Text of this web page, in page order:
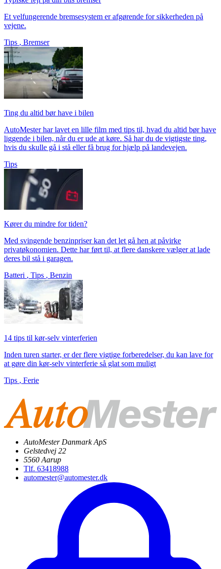
Et velfungerende bremsesystem er afgørende for sikkerheden på
vejene.
Tips , Bremser
Ting du altid bør have i bilen
AutoMester har lavet en lille film med tips til, hvad du altid bør have
liggende i bilen, når du er ude at køre. Så har du de vigtigste ting,
hvis du skulle gå i stå eller få brug for hjælp på landevejen.
Tips
Kører du mindre for tiden?
Med svingende benzinpriser kan det let gå hen at påvirke
privatøkonomien. Dette har ført til, at flere danskere vælger at lade
deres bil stå i garagen.
Batteri , Tips , Benzin
14 tips til kør-selv vinterferien
Inden turen starter, er der flere vigtige forberedelser, du kan lave for
at gøre din kør-selv vinterferie så glat som muligt
Tips , Ferie
AutoMester Danmark ApS
Gelstedvej 22
5560 Aarup
Tlf. 63418988
automester@automester.dk